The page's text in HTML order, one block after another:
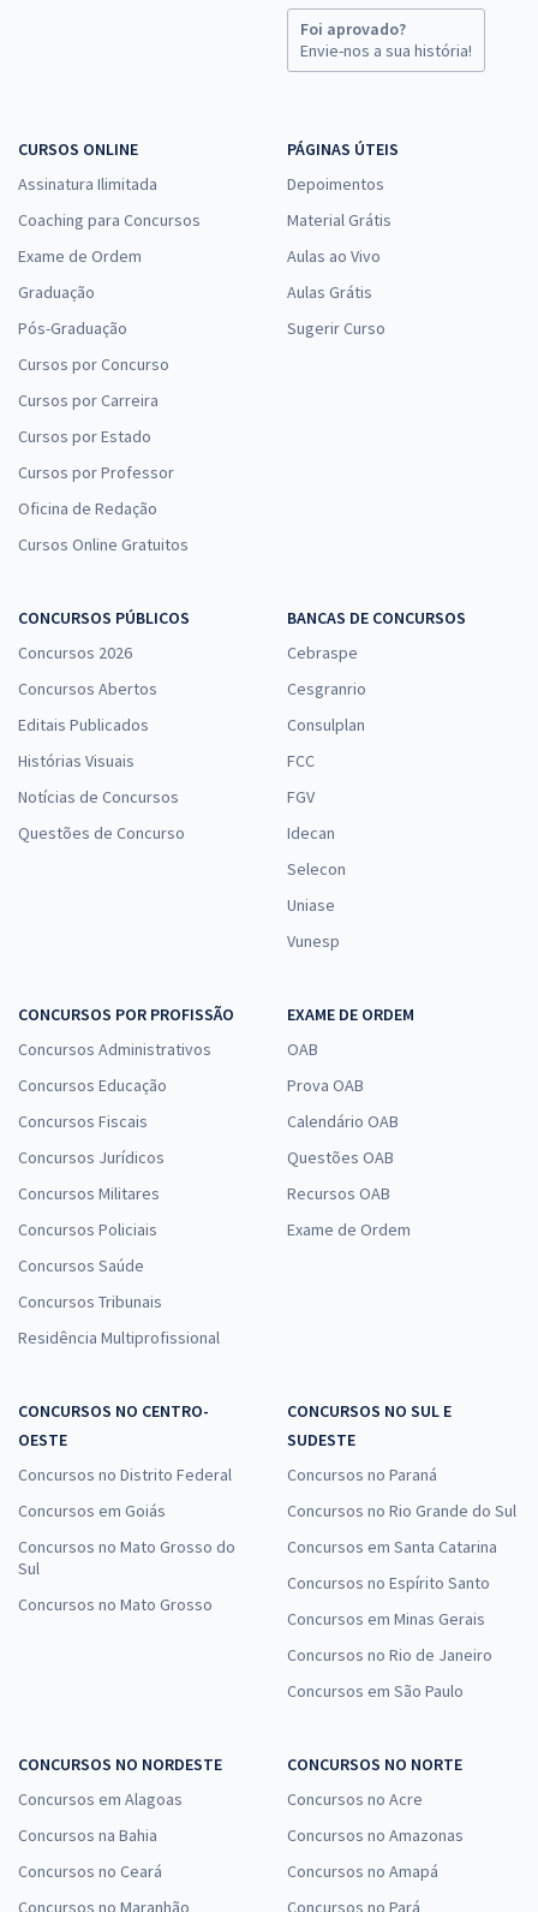
Foi aprovado?
Envie-nos a sua história!
CURSOS ONLINE
Assinatura Ilimitada
Coaching para Concursos
Exame de Ordem
Graduação
Pós-Graduação
Cursos por Concurso
Cursos por Carreira
Cursos por Estado
Cursos por Professor
Oficina de Redação
Cursos Online Gratuitos
PÁGINAS ÚTEIS
Depoimentos
Material Grátis
Aulas ao Vivo
Aulas Grátis
Sugerir Curso
CONCURSOS PÚBLICOS
Concursos 2026
Concursos Abertos
Editais Publicados
Histórias Visuais
Notícias de Concursos
Questões de Concurso
BANCAS DE CONCURSOS
Cebraspe
Cesgranrio
Consulplan
FCC
FGV
Idecan
Selecon
Uniase
Vunesp
CONCURSOS POR PROFISSÃO
Concursos Administrativos
Concursos Educação
Concursos Fiscais
Concursos Jurídicos
Concursos Militares
Concursos Policiais
Concursos Saúde
Concursos Tribunais
Residência Multiprofissional
EXAME DE ORDEM
OAB
Prova OAB
Calendário OAB
Questões OAB
Recursos OAB
Exame de Ordem
CONCURSOS NO CENTRO-
OESTE
Concursos no Distrito Federal
Concursos em Goiás
Concursos no Mato Grosso do
Sul
Concursos no Mato Grosso
CONCURSOS NO SUL E
SUDESTE
Concursos no Paraná
Concursos no Rio Grande do Sul
Concursos em Santa Catarina
Concursos no Espírito Santo
Concursos em Minas Gerais
Concursos no Rio de Janeiro
Concursos em São Paulo
CONCURSOS NO NORDESTE
Concursos em Alagoas
Concursos na Bahia
Concursos no Ceará
Concursos no Maranhão
CONCURSOS NO NORTE
Concursos no Acre
Concursos no Amazonas
Concursos no Amapá
Concursos no Pará